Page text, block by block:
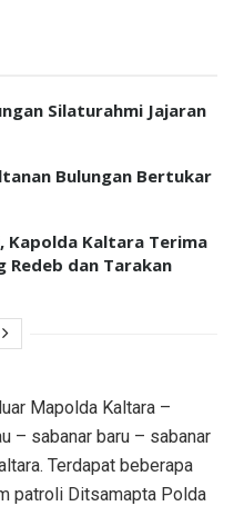
Silaturahmi Jajaran
Bulungan Bertukar
Kapolda Kaltara Terima
Redeb dan Tarakan
Mapolda Kaltara –
– sabanar baru – sabanar
Terdapat beberapa
patroli Ditsamapta Polda